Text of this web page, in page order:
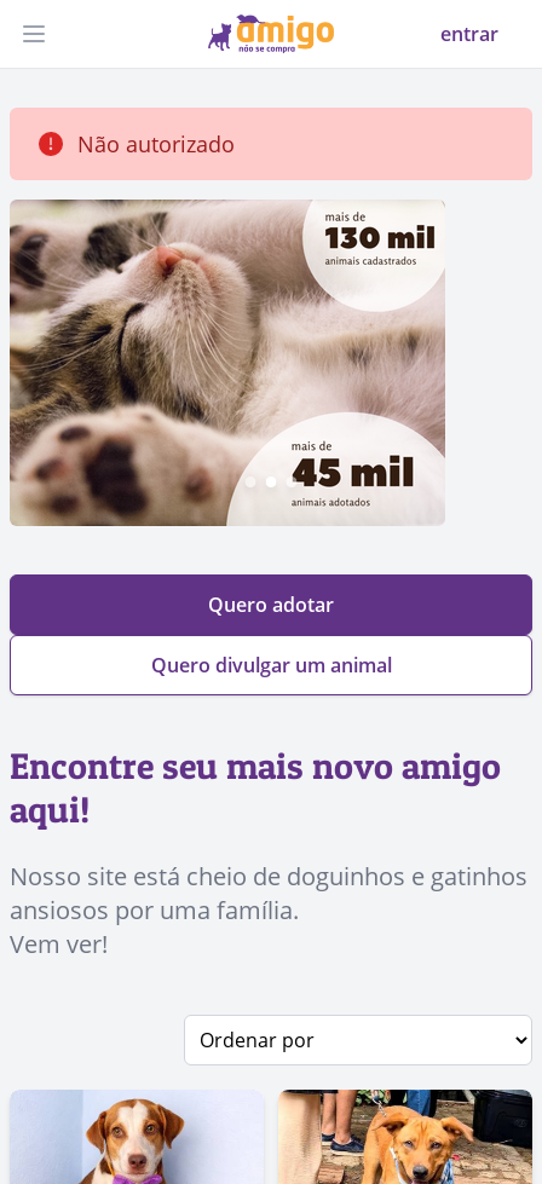
Abrir menu entrar
Não autorizado
Quero adotar
Quero divulgar um animal
Encontre seu mais novo amigo
aqui!
Nosso site está cheio de doguinhos e gatinhos
ansiosos por uma família.
Vem ver!